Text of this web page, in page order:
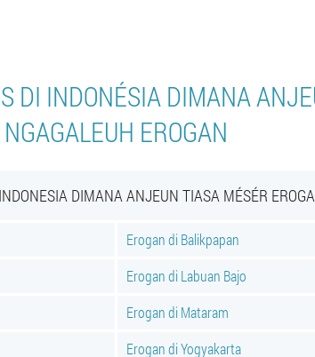
DI INDONÉSIA DIMANA
NGAGALEUH EROGAN
DIMANA ANJEUN TIASA MÉSÉR
Erogan di Balikpapan
Erogan di Labuan Bajo
Erogan di Mataram
Erogan di Yogyakarta